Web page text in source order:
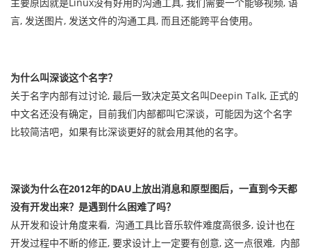
言, 发送图片, 发送文件的沟通工具, 而且还能跨平台使用。
为什么叫深谈这个名字？
关于名字内部有过讨论, 最后一致决定英文名叫Deepin Talk, 正式的
中文名还没有确定，目前我们内部都叫它深谈，可能因为这个名字
比较简洁吧，如果有比深谈更好的就会用其他的名字。
深谈为什么在2012年的DAU上放出消息和原型图后，一直到今天都
没有开发出来？是遇到什么困难了吗？
从开发和设计角度来看, 沟通工具比音乐软件难度高很多, 设计也在
开发过程中不断的修正, 要求设计上一定要有创意, 这一点很难, 内部